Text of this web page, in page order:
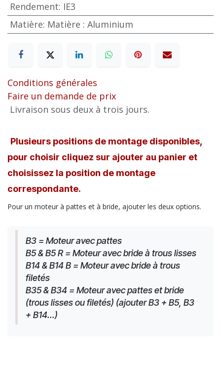
Rendement: IE3
Matière: Matière : Aluminium
Conditions générales
Faire un demande de prix
Livraison sous deux à trois jours.
Plusieurs positions de montage disponibles,
pour choisir cliquez sur ajouter au panier et
choisissez la position de montage
correspondante.
Pour un moteur à pattes et à bride, ajouter les deux options.
B3 = Moteur avec pattes
B5 & B5 R = Moteur avec bride à trous lisses
B14 & B14 B = Moteur avec bride à trous
filetés
B35 & B34 = Moteur avec pattes et bride
(trous lisses ou filetés) (ajouter B3 + B5, B3
+ B14...)